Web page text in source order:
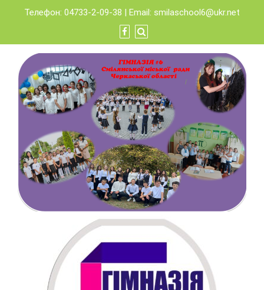
content
Телефон: 04733-2-09-38 | Email: smilaschool6@ukr.net